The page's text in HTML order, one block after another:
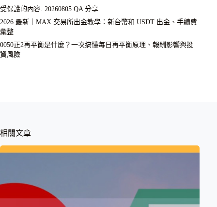
受保護的內容: 20260805 QA 分享
2026 最新｜MAX 交易所出金教學：新台幣和 USDT 出金、手續費
彙整
0050正2再平衡是什麼？一次搞懂每日再平衡原理、報酬影響與投
資風險
相關文章